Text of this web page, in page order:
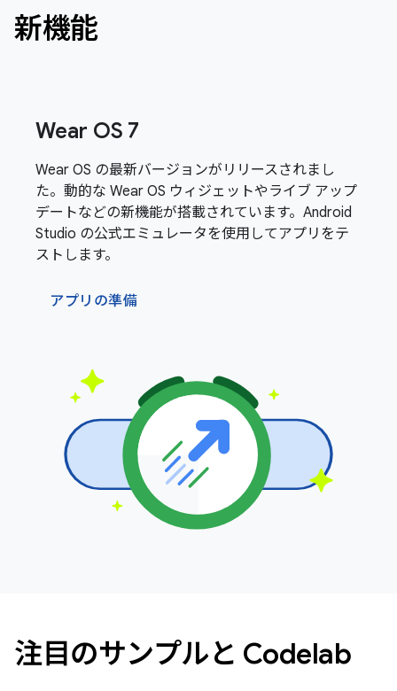
新機能
Wear OS 7
Wear OS の最新バージョンがリリースされまし
た。動的な Wear OS ウィジェットやライブ アップ
デートなどの新機能が搭載されています。Android
Studio の公式エミュレータを使用してアプリをテ
ストします。
アプリの準備
注目のサンプルと Codelab